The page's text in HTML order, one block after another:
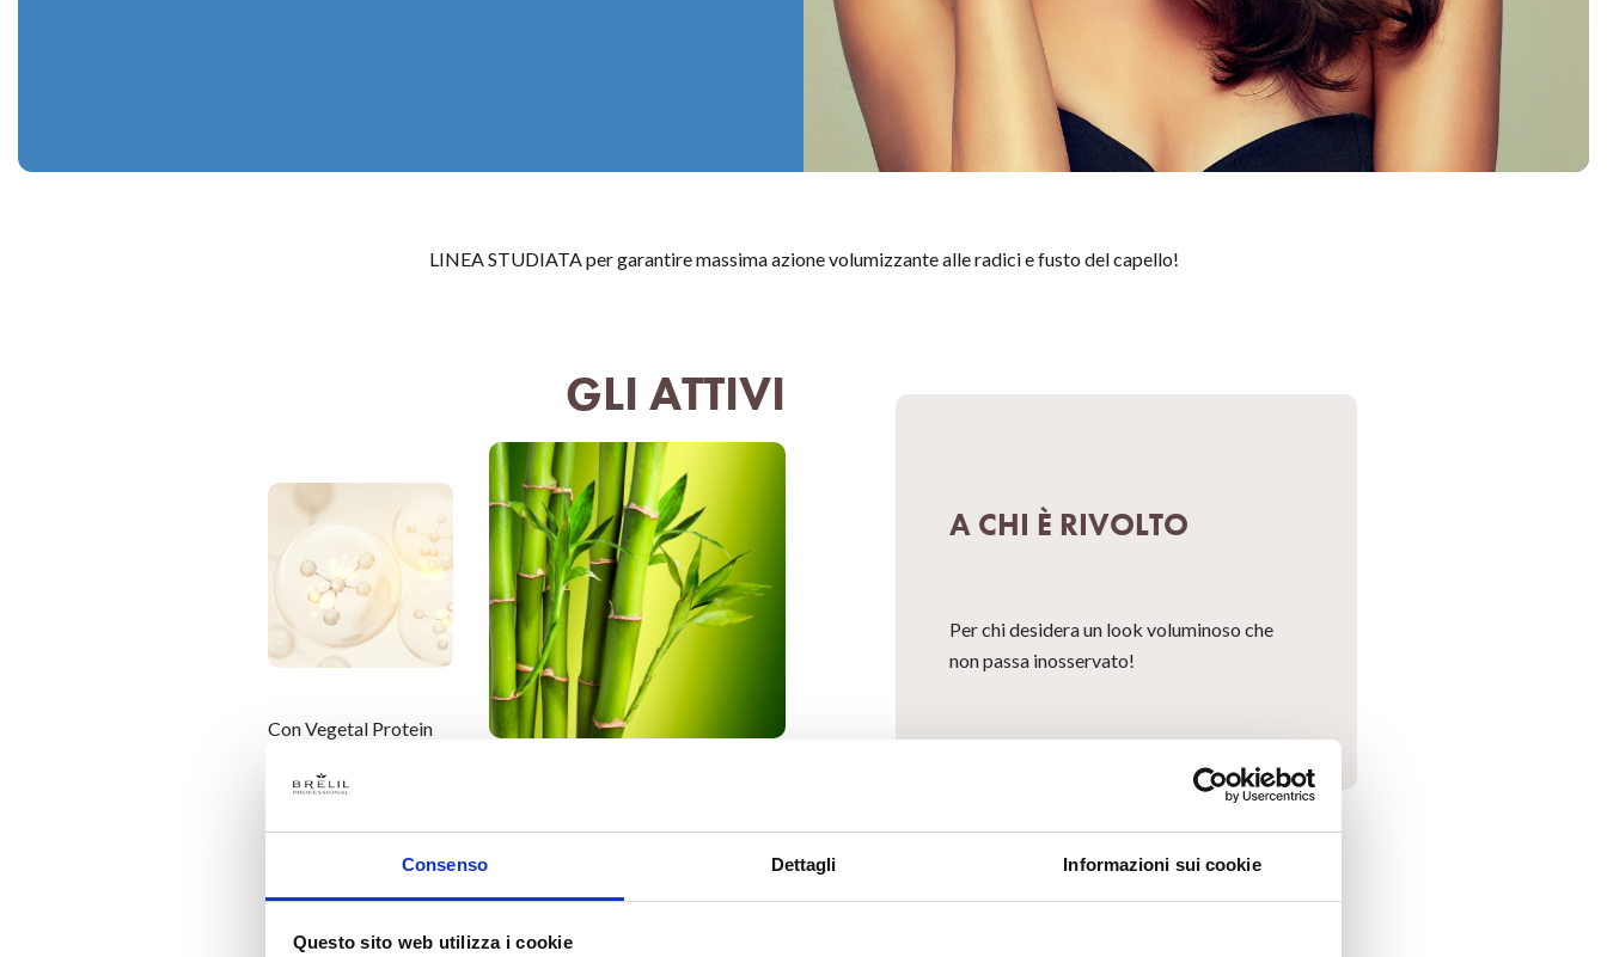
Consenso Dettagli Informazioni sui cookie
Questo sito web utilizza i cookie
LINEA STUDIATA per garantire massima azione volumizzante alle radici e fusto del capello!
GLI ATTIVI
Con Vegetal Protein
preziose Proteine
Grano, sviluppato per
ottenere un capello
capello sano dall'interno. Il Bamboo
capelli. Il Bamboo è anche fonte di
A CHI È RIVOLTO
Per chi desidera un look voluminoso che
non passa inosservato!